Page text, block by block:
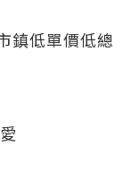
鎮低單價低總